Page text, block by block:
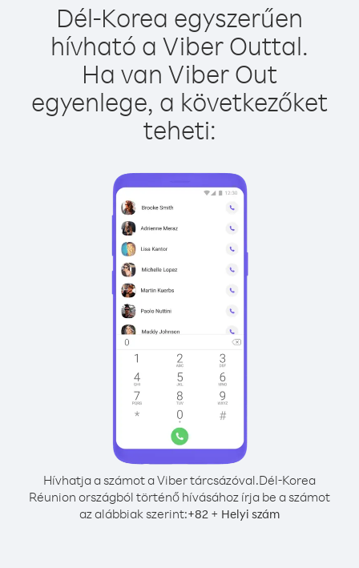
Dél-Korea egyszerűen
hívható a Viber Outtal.
Ha van Viber Out
egyenlege, a következőket
teheti:
Hívhatja a számot a Viber tárcsázóval.Dél-Korea
Réunion országból történő hívásához írja be a számot
az alábbiak szerint:+82 + Helyi szám